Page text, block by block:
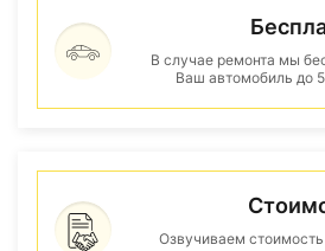
В случае ремонта мы
Ваш автомобиль до
Озвучиваем